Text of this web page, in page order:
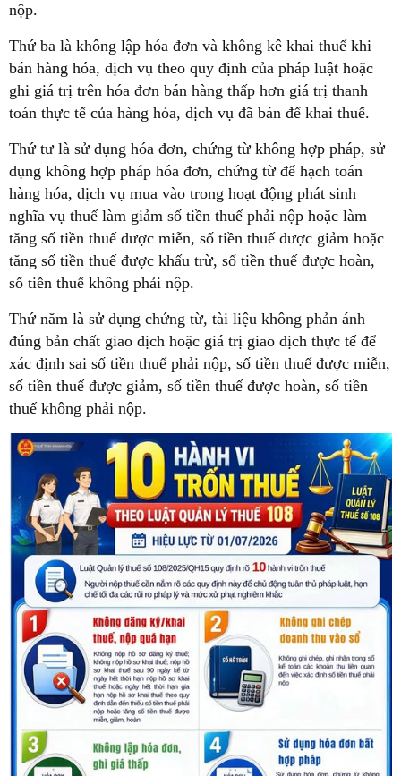
nộp.
Thứ ba là không lập hóa đơn và không kê khai thuế khi
bán hàng hóa, dịch vụ theo quy định của pháp luật hoặc
ghi giá trị trên hóa đơn bán hàng thấp hơn giá trị thanh
toán thực tế của hàng hóa, dịch vụ đã bán để khai thuế.
Thứ tư là sử dụng hóa đơn, chứng từ không hợp pháp, sử
dụng không hợp pháp hóa đơn, chứng từ để hạch toán
hàng hóa, dịch vụ mua vào trong hoạt động phát sinh
nghĩa vụ thuế làm giảm số tiền thuế phải nộp hoặc làm
tăng số tiền thuế được miễn, số tiền thuế được giảm hoặc
tăng số tiền thuế được khấu trừ, số tiền thuế được hoàn,
số tiền thuế không phải nộp.
Thứ năm là sử dụng chứng từ, tài liệu không phản ánh
đúng bản chất giao dịch hoặc giá trị giao dịch thực tế để
xác định sai số tiền thuế phải nộp, số tiền thuế được miễn,
số tiền thuế được giảm, số tiền thuế được hoàn, số tiền
thuế không phải nộp.